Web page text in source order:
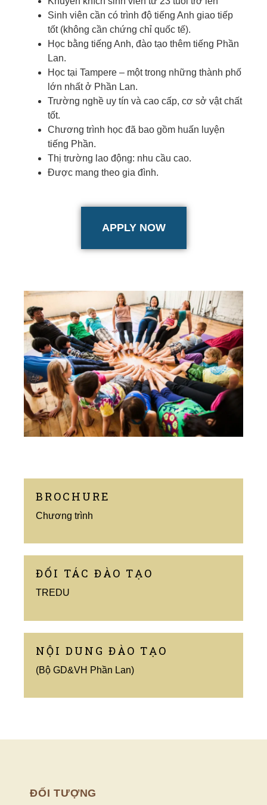
Sinh viên cần có trình độ tiếng Anh giao tiếp
tốt (không cần chứng chỉ quốc tế).
Học bằng tiếng Anh, đào tạo thêm tiếng Phần
Lan.
Học tại Tampere – một trong những thành phố
lớn nhất ở Phần Lan.
Trường nghề uy tín và cao cấp, cơ sở vật chất
tốt.
Chương trình học đã bao gồm huấn luyện
tiếng Phần.
Thị trường lao động: nhu cầu cao.
Được mang theo gia đình.
APPLY NOW
BROCHURE
Chương trình
ĐỐI TÁC ĐÀO TẠO
TREDU
NỘI DUNG ĐÀO TẠO
(Bộ GD&VH Phần Lan)
ĐỐI TƯỢNG